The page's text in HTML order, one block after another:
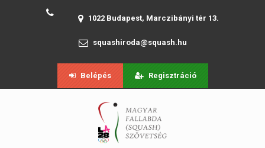
1022 Budapest, Marczibányi tér 13.
squashiroda@squash.hu
Belépés Regisztráció